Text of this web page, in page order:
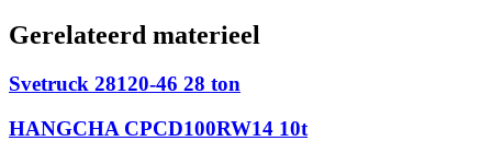
Gerelateerd materieel
Svetruck 28120-46 28 ton
HANGCHA CPCD100RW14 10t